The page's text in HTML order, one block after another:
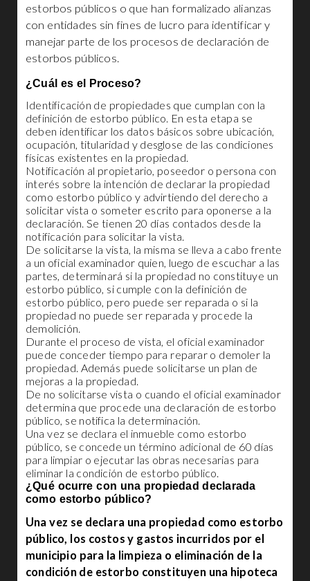
estorbos públicos o que han formalizado alianzas
con entidades sin fines de lucro para identificar y
manejar parte de los procesos de declaración de
estorbos públicos.
¿Cuál es el Proceso?
Identificación de propiedades que cumplan con la
definición de estorbo público. En esta etapa se
deben identificar los datos básicos sobre ubicación,
ocupación, titularidad y desglose de las condiciones
físicas existentes en la propiedad.
Notificación al propietario, poseedor o persona con
interés sobre la intención de declarar la propiedad
como estorbo público y advirtiendo del derecho a
solicitar vista o someter escrito para oponerse a la
declaración. Se tienen 20 días contados desde la
notificación para solicitar la vista.
De solicitarse la vista, la misma se lleva a cabo frente
a un oficial examinador quien, luego de escuchar a las
partes, determinará si la propiedad no constituye un
estorbo público, si cumple con la definición de
estorbo público, pero puede ser reparada o si la
propiedad no puede ser reparada y procede la
demolición.
Durante el proceso de vista, el oficial examinador
puede conceder tiempo para reparar o demoler la
propiedad. Además puede solicitarse un plan de
mejoras a la propiedad.
De no solicitarse vista o cuando el oficial examinador
determina que procede una declaración de estorbo
público, se notifica la determinación.
Una vez se declara el inmueble como estorbo
público, se concede un término adicional de 60 días
para limpiar o ejecutar las obras necesarias para
eliminar la condición de estorbo público.
¿Qué ocurre con una propiedad declarada
como estorbo público?
Una vez se declara una propiedad como estorbo
público, los costos y gastos incurridos por el
municipio para la limpieza o eliminación de la
condición de estorbo constituyen una hipoteca